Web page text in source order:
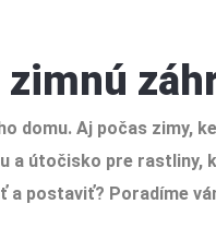
domu. Aj počas zimy,
a útočisko pre rastliny,
a postaviť? Poradíme